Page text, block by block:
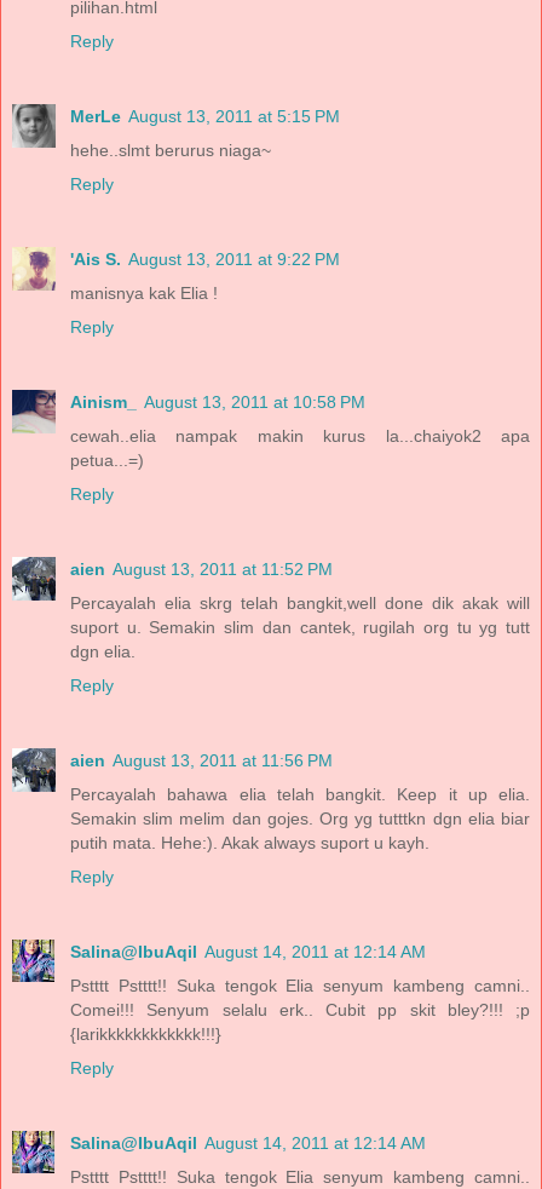
pilihan.html
Reply
MerLe August 13, 2011 at 5:15 PM
hehe..slmt berurus niaga~
Reply
'Ais S. August 13, 2011 at 9:22 PM
manisnya kak Elia !
Reply
Ainism_
August 13, 2011 at 10:58 PM
cewah..elia nampak makin kurus la...chaiyok2 apa
petua...=)
Reply
aien August 13, 2011 at 11:52 PM
Percayalah elia skrg telah bangkit,well done dik akak will
suport u. Semakin slim dan cantek, rugilah org tu yg tutt
dgn elia.
Reply
aien August 13, 2011 at 11:56 PM
Percayalah bahawa elia telah bangkit. Keep it up elia.
Semakin slim melim dan gojes. Org yg tutttkn dgn elia biar
putih mata. Hehe:). Akak always suport u kayh.
Reply
Salina@IbuAqil August 14, 2011 at 12:14 AM
Pstttt Pstttt!! Suka tengok Elia senyum kambeng camni..
Comei!!! Senyum selalu erk.. Cubit pp skit bley?!!! ;p
{larikkkkkkkkkkkk!!!}
Reply
Salina@IbuAqil August 14, 2011 at 12:14 AM
Pstttt Pstttt!! Suka tengok Elia senyum kambeng camni..